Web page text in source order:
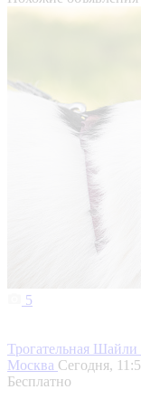
5
Трогательная
Москва Сегодня,
Бесплатно